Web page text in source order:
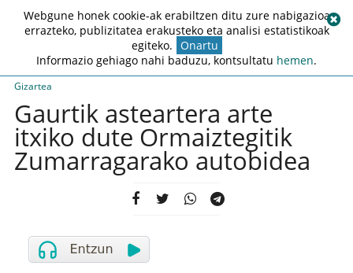
Gizartea
Gaurtik asteartera arte
itxiko dute Ormaiztegitik
Zumarragarako autobidea
Webgune honek cookie-ak erabiltzen ditu zure nabigazioa
errazteko, publizitatea erakusteko eta analisi estatistikoak
egiteko. Onartu
Informazio gehiago nahi baduzu, kontsultatu hemen.